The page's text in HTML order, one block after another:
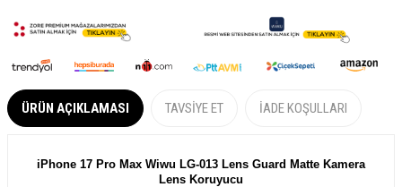
ÜRÜN AÇIKLAMASI TAVSIYE ET İADE KOŞULLARI
iPhone 17 Pro​ Max Wiwu LG-013 Lens Guard Matte Kamera
Lens Koruyucu